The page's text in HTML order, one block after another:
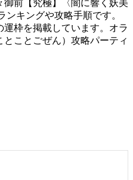
前【究極】〈闇に響く妖美
キングや攻略手順です。
枠を掲載しています。オラ
ことごぜん）攻略パーティ